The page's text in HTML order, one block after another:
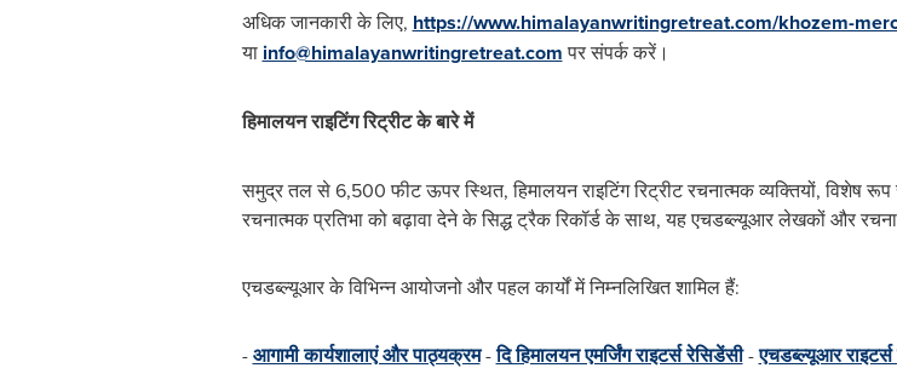
अधिक जानकारी के लिए, https://www.himalayanwritingretreat.com/khozem-
या info@himalayanwritingretreat.comपर संपर्क करें।
हिमालयन राइटिंग रिट्रीट के बारे में
समुद्र तल से 6,500 फीट ऊपर स्थित, हिमालयन राइटिंग रिट्रीट रचनात्मक व्‍यक्तियों,
रचनात्मक प्रतिभा को बढ़ावा देने के सिद्ध ट्रैक रिकॉर्ड के साथ, यह एचडब्ल्यूआर लेखकों और
एचडब्ल्यूआर के विभिन्‍न आयोजनो और पहल कार्यों में निम्नलिखित शामिल हैं:
-आगामी कार्यशालाएं और पाठ्यक्रम-दि हिमालयन एमर्जिंग राइटर्स रेसिडेंसी-एचडब्ल्यूआर